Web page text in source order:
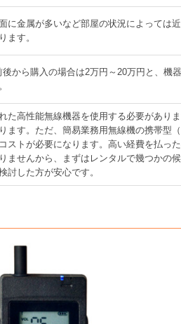
に金属が多いなど部屋の状況によっては
ます。
後から購入の場合は2万円～20万円と、機
た高性能無線機器を使用する必要があり
ます。ただ、簡易業務用無線機の携帯型（
ストが必要になります。高い経費を払っ
ませんから、まずはレンタルで幾つかの
討した方が安心です。